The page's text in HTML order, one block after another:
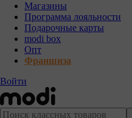
Магазины
Программа лояльности
Подарочные карты
modi box
Опт
Франшиза
Войти